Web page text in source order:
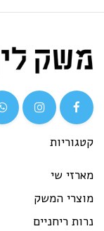
שי
המשק
ריחניים